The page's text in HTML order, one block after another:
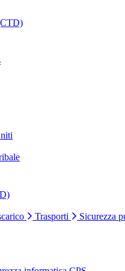
Trasporti Sicurezza